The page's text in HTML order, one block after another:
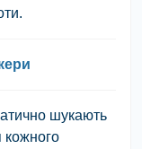
шукають
кожного